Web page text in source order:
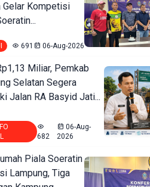
Gelar Kompetisi
691 06-Aug-2026
Miliar, Pemkab
Selatan Segera
Jalan RA Basyid Jati...
682
06-Aug-
2026
Piala Soeratin
Lampung, Tiga